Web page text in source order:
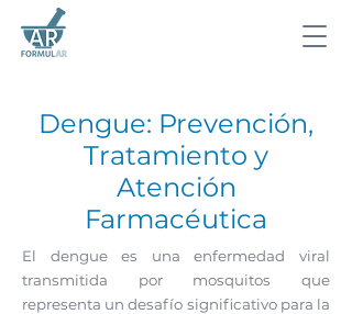
Dengue: Prevención,
Tratamiento y
Atención
Farmacéutica
El dengue es una enfermedad viral
transmitida por mosquitos que
representa un desafío significativo para la